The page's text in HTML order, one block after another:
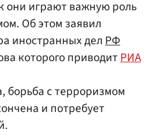
они играют важную роль
Об этом заявил
иностранных делРФ
которого приводитРИА
борьба с терроризмом
и потребует